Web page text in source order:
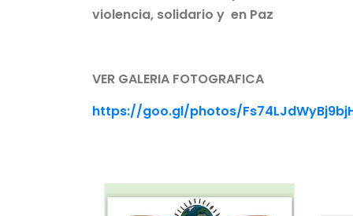
violencia, solidario y en Paz
VER GALERIA FOTOGRAFICA
https://goo.gl/photos/